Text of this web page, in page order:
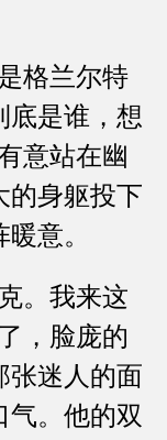
格兰尔特
底是谁，想
意站在幽
的身躯投下
意。
。我来这
，脸庞的
张迷人的面
气。他的双